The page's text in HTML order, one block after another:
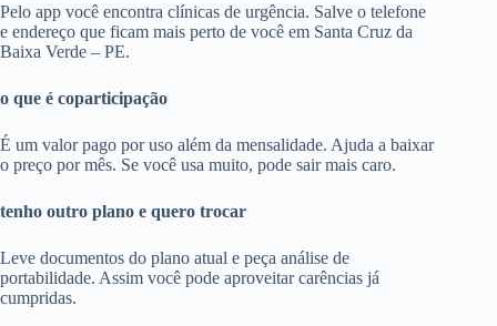
Pelo app você encontra clínicas de urgência. Salve o telefone
e endereço que ficam mais perto de você em Santa Cruz da
Baixa Verde – PE.
o que é coparticipação
É um valor pago por uso além da mensalidade. Ajuda a baixar
o preço por mês. Se você usa muito, pode sair mais caro.
tenho outro plano e quero trocar
Leve documentos do plano atual e peça análise de
portabilidade. Assim você pode aproveitar carências já
cumpridas.